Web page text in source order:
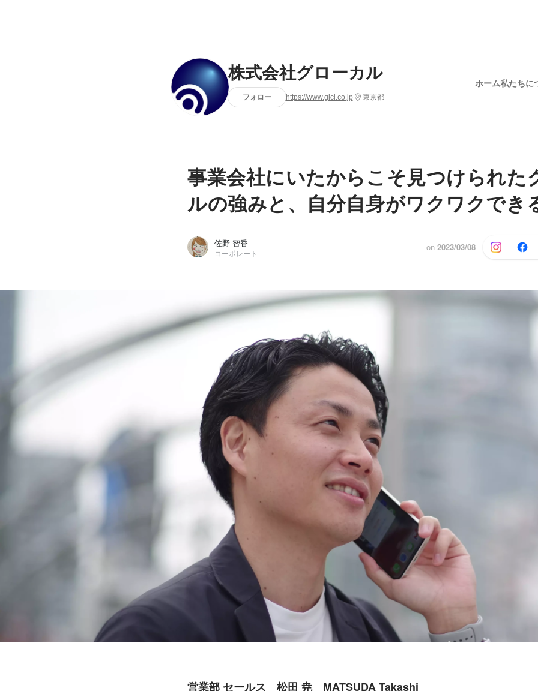
株式会社グローカル
フォロー https://www.glcl.co.jp 東京都
ホーム私たちに
事業会社にいたからこそ見つけられた
ルの強みと、自分自身がワクワクでき
佐野 智香
コーポレート
on 2023/03/08
営業部 セールス　松田 尭　MATSUDA Takashi
佐野 智香